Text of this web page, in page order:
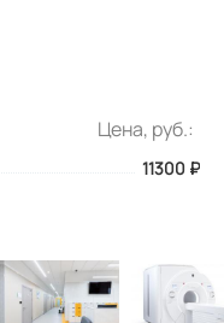
Цена, руб.:
11300 ₽